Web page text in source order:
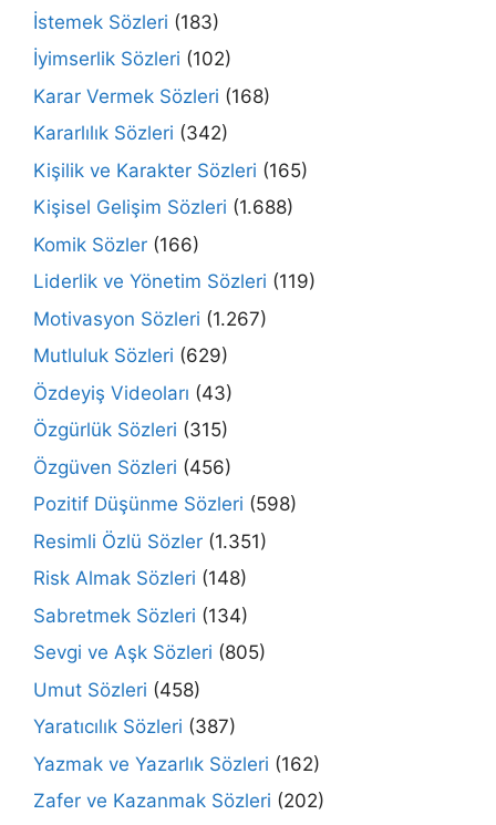
İstemek Sözleri (183)
İyimserlik Sözleri (102)
Karar Vermek Sözleri (168)
Kararlılık Sözleri (342)
Kişilik ve Karakter Sözleri (165)
Kişisel Gelişim Sözleri (1.688)
Komik Sözler (166)
Liderlik ve Yönetim Sözleri (119)
Motivasyon Sözleri (1.267)
Mutluluk Sözleri (629)
Özdeyiş Videoları (43)
Özgürlük Sözleri (315)
Özgüven Sözleri (456)
Pozitif Düşünme Sözleri (598)
Resimli Özlü Sözler (1.351)
Risk Almak Sözleri (148)
Sabretmek Sözleri (134)
Sevgi ve Aşk Sözleri (805)
Umut Sözleri (458)
Yaratıcılık Sözleri (387)
Yazmak ve Yazarlık Sözleri (162)
Zafer ve Kazanmak Sözleri (202)